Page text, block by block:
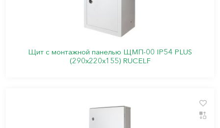
Щит с монтажной панелью ЩМП-00 IP54 PLUS
(290х220х155) RUCELF